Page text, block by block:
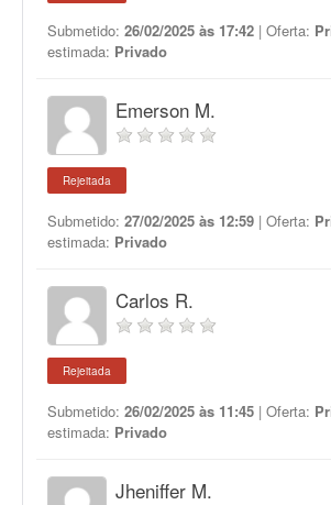
Submetido: 26/02/2025 às 17:42 | Oferta:
estimada: Privado
Emerson M.
Rejeitada
Submetido: 27/02/2025 às 12:59 | Oferta:
estimada: Privado
Carlos R.
Rejeitada
Submetido: 26/02/2025 às 11:45 | Oferta:
estimada: Privado
Jheniffer M.